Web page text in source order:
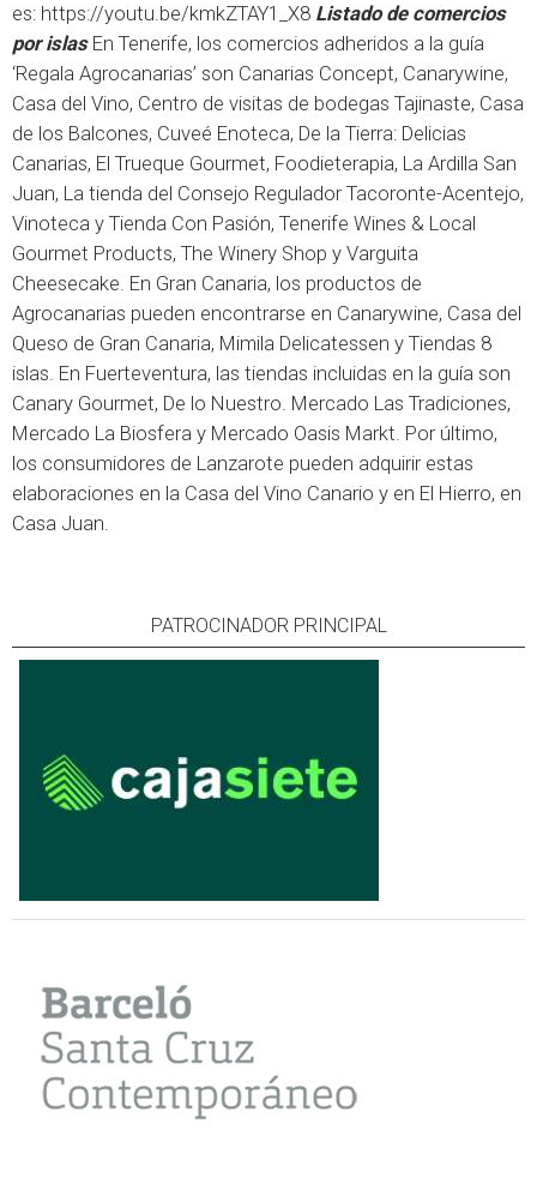
es: https://youtu.be/kmkZTAY1_X8 Listado de comercios
por islasEn Tenerife, los comercios adheridos a la guía
‘Regala Agrocanarias’ son Canarias Concept, Canarywine,
Casa del Vino, Centro de visitas de bodegas Tajinaste, Casa
de los Balcones, Cuveé Enoteca, De la Tierra: Delicias
Canarias, El Trueque Gourmet, Foodieterapia, La Ardilla San
Juan, La tienda del Consejo Regulador Tacoronte-Acentejo,
Vinoteca y Tienda Con Pasión, Tenerife Wines & Local
Gourmet Products, The Winery Shop y Varguita
Cheesecake. En Gran Canaria, los productos de
Agrocanarias pueden encontrarse en Canarywine, Casa del
Queso de Gran Canaria, Mimila Delicatessen y Tiendas 8
islas. En Fuerteventura, las tiendas incluidas en la guía son
Canary Gourmet, De lo Nuestro. Mercado Las Tradiciones,
Mercado La Biosfera y Mercado Oasis Markt. Por último,
los consumidores de Lanzarote pueden adquirir estas
elaboraciones en la Casa del Vino Canario y en El Hierro, en
Casa Juan.
PATROCINADOR PRINCIPAL